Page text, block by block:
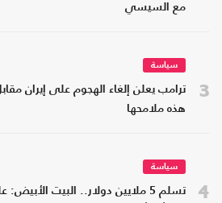
مع السيسي
3
سياسة
ترامب يعلن إلغاء الهجوم على إيران
هذه ملامحها
4
سياسة
تسلم 5 ملايين دولار.. البيت